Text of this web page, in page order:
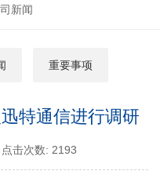
新闻
重要事项
特通信进行调研
点击次数: 2193